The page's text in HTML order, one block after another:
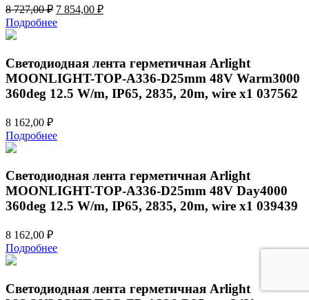
8 727,00₽ Первоначальная
цена
составляла
7 854,00 ₽Текущая
Подробнее
Светодиодная лента герметичная Arlight
MOONLIGHT-TOP-A336-D25mm 48V Warm3000
360deg 12.5 W/m, IP65, 2835, 20m, wire x1 037562
8 162,00 ₽
Подробнее
Светодиодная лента герметичная Arlight
MOONLIGHT-TOP-A336-D25mm 48V Day4000
360deg 12.5 W/m, IP65, 2835, 20m, wire x1 039439
8 162,00 ₽
Подробнее
Светодиодная лента герметичная Arlight